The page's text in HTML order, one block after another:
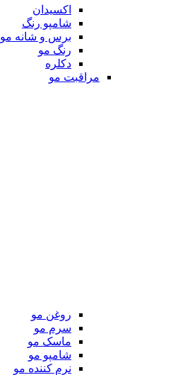
اکسیدان
شامپو رنگ
برس و شانه مو
رنگ مو
دکلره
مراقبت مو
روغن مو
سرم مو
ماسک مو
شامپو مو
نرم کننده مو